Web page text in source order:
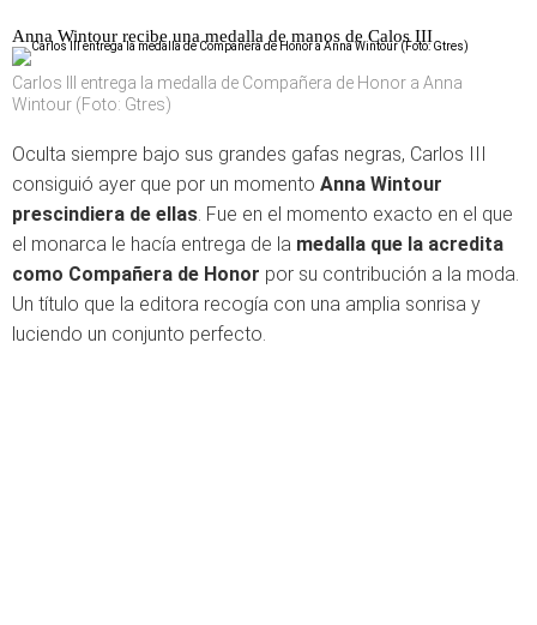
Anna Wintour recibe una medalla de manos de Calos III
Carlos III entrega la medalla de Compañera de Honor a Anna
Wintour (Foto: Gtres)
Oculta siempre bajo sus grandes gafas negras, Carlos III
consiguió ayer que por un momento Anna Wintour
prescindiera de ellas. Fue en el momento exacto en el que
el monarca le hacía entrega de la medalla que la acredita
como Compañera de Honor por su contribución a la moda.
Un título que la editora recogía con una amplia sonrisa y
luciendo un conjunto perfecto.